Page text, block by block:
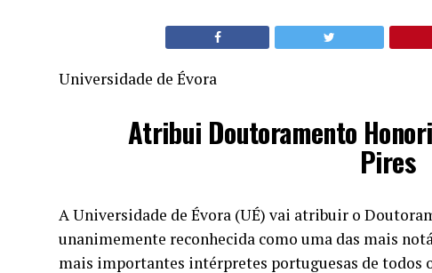
Universidade de Évora
Atribui Doutoramento
Pires
A Universidade de Évora (UÉ) vai atribuir o
unanimemente reconhecida como uma das mais
mais importantes intérpretes portuguesas de todos